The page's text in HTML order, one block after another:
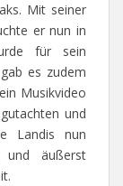
Mit seiner
er nun in
für sein
es zudem
Musikvideo
und
Landis nun
äußerst